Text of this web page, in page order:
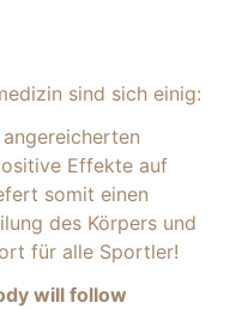
sind sich einig:
Effekte auf
somit einen
des Körpers und
für alle Sportler!
will follow